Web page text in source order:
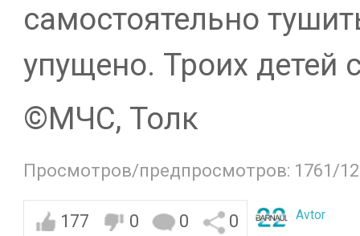
самостоятельно
упущено. Троих детей
©️МЧС, Толк
Просмотров/предпросмотров: 1761/
177 0 0 0 Avtor